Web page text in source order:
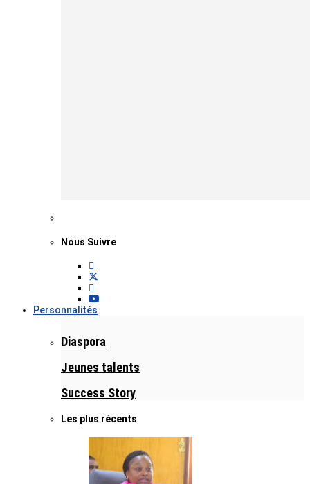
Nous Suivre
Personnalités
Diaspora
Jeunes talents
Success Story
Les plus récents